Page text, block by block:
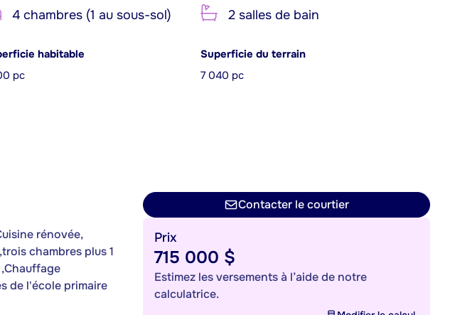
4 chambres (1 au sous-sol) 2 salles de bain
habitable
pc
Superficie du terrain
7 040 pc
rénovée,
chambres plus 1
de l'école primaire
Contacter le courtier
Prix
715 000 $
Estimez les versements à l’aide de notre
calculatrice.